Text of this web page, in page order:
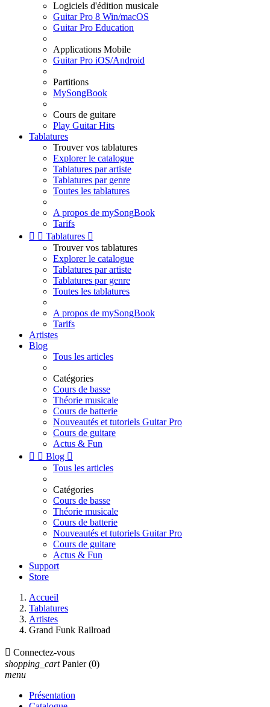
Logiciels d'édition musicale
Guitar Pro 8 Win/macOS
Guitar Pro Education
Applications Mobile
Guitar Pro iOS/Android
Partitions
MySongBook
Cours de guitare
Play Guitar Hits
Tablatures
Trouver vos tablatures
Explorer le catalogue
Tablatures par artiste
Tablatures par genre
Toutes les tablatures
A propos de mySongBook
Tarifs
  Tablatures 
Trouver vos tablatures
Explorer le catalogue
Tablatures par artiste
Tablatures par genre
Toutes les tablatures
A propos de mySongBook
Tarifs
Artistes
Blog
Tous les articles
Catégories
Cours de basse
Théorie musicale
Cours de batterie
Nouveautés et tutoriels Guitar Pro
Cours de guitare
Actus & Fun
  Blog 
Tous les articles
Catégories
Cours de basse
Théorie musicale
Cours de batterie
Nouveautés et tutoriels Guitar Pro
Cours de guitare
Actus & Fun
Support
Store
Accueil
Tablatures
Artistes
Grand Funk Railroad
 Connectez-vous
shopping_cart Panier (0)
menu
Présentation